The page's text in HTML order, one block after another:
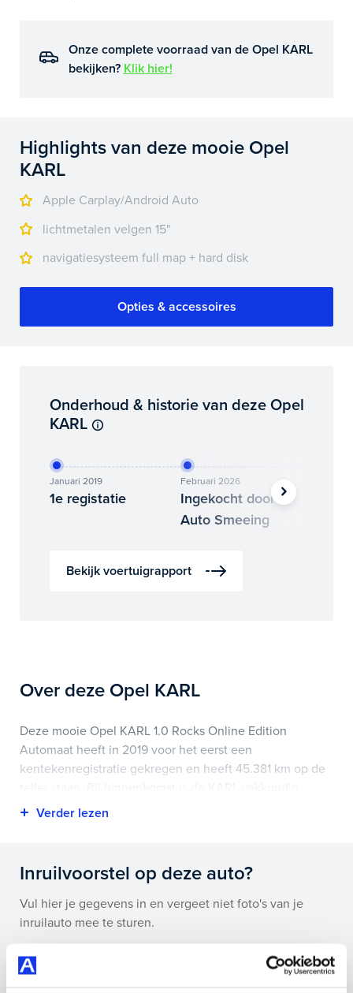
Onze complete voorraad van de Opel KARL
bekijken? Klik hier!
Highlights van deze mooie Opel
KARL
Apple Carplay/Android Auto
lichtmetalen velgen 15"
navigatiesysteem full map + hard disk
Opties & accessoires
Onderhoud & historie van deze Opel
KARL
Januari 2019
1e registatie
Februari 2026
Ingekocht door
Auto Smeeing
Bekijk voertuigrapport
Over deze Opel KARL
Deze mooie Opel KARL 1.0 Rocks Online Edition
Automaat heeft in 2019 voor het eerst een
kentekenregistratie gekregen en heeft 45.381 km op de
gecontroleerd. Het voertuigrapport is op deze pagina bij
Highlights van deze Opel zijn onder andere apple
carplay/android auto, lichtmetalen velgen 15",
navigatiesysteem full map + hard disk en nog veel meer.
Je koopt hem voor € 13.895,- maar je kan deze Opel
KARL ook bij ons financieren of leasen.
Inruilvoorstel op deze auto?
Vul hier je gegevens in en vergeet niet foto's van je
inruilauto mee te sturen.
Kenteken huidige auto Kilometerstand (bij benadering)